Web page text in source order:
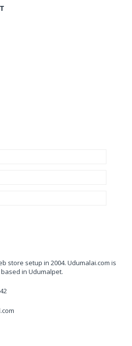
store setup in 2004. Udumalai.com is
in Udumalpet.